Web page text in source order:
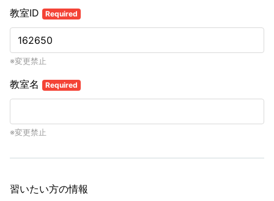
教室ID Required
※変更禁止
教室名 Required
※変更禁止
習いたい方の情報